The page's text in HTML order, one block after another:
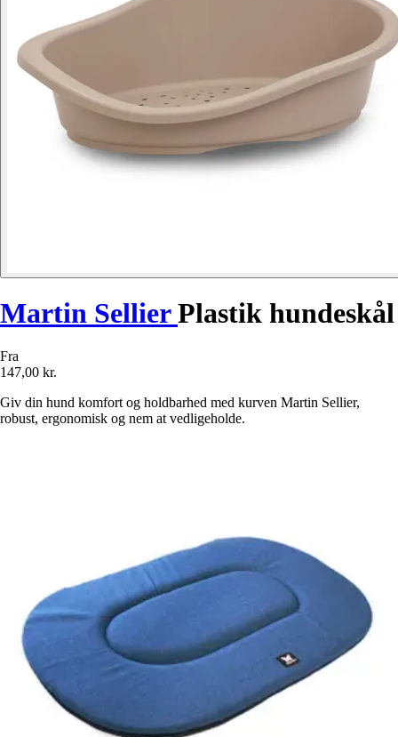
Martin SellierPlastik hundeskål
Fra
147,00 kr.
Giv din hund komfort og holdbarhed med kurven Martin Sellier,
robust, ergonomisk og nem at vedligeholde.